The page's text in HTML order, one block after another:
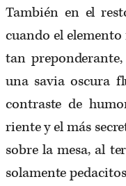
También en el
cuando el
tan
una savia oscura
contraste de
riente y el más
sobre la mesa, al
solamente